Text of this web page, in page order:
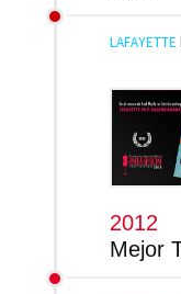
LAFAYETTE
2012
Mejor